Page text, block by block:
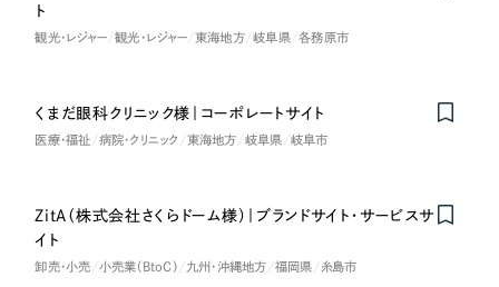
ト
観光・レジャー 観光・レジャー 東海地方 岐阜県 各務原市
くまだ眼科クリニック様｜コーポレートサイト
医療・福祉 病院・クリニック 東海地方 岐阜県 岐阜市
ZitA（株式会社さくらドーム様）｜ブランドサイト・サービスサ
イト
卸売・小売 小売業（BtoC） 九州・沖縄地方 福岡県 糸島市